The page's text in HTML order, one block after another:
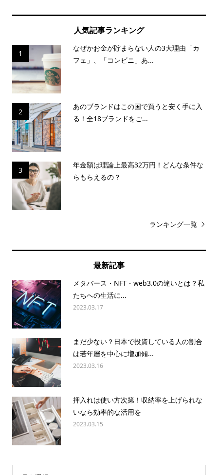
人気記事ランキング
1
なぜかお金が貯まらない人の3大理由「カ
フェ」、「コンビニ」あ...
2
あのブランドはこの国で買うと安く手に入
る！全18ブランドをご...
3
年金額は理論上最高32万円！どんな条件な
らもらえるの？
ランキング一覧
最新記事
メタバース・NFT・web3.0の違いとは？私
たちへの生活に...
2023.03.17
まだ少ない？日本で投資している人の割合
は若年層を中心に増加傾...
2023.03.16
押入れは使い方次第！収納率を上げられな
いなら効率的な活用を
2023.03.15